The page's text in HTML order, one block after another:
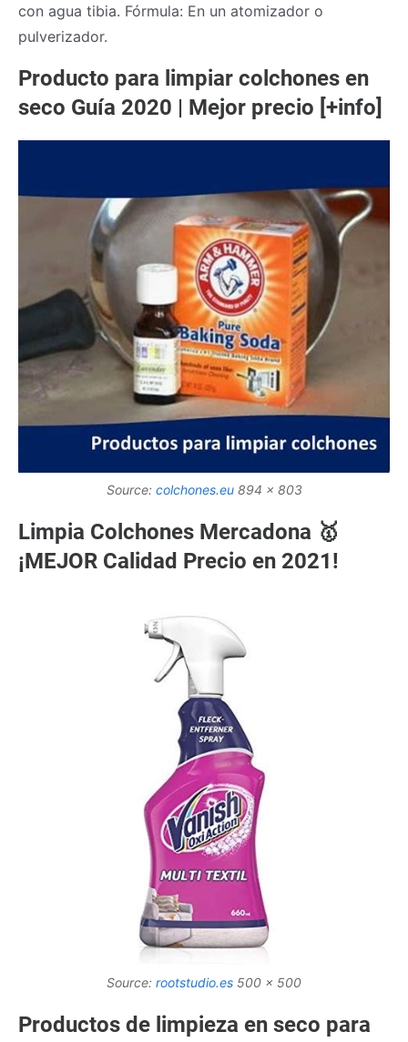
con agua tibia. Fórmula: En un atomizador o
pulverizador.
Producto para limpiar colchones en
seco Guía 2020 | Mejor precio [+info]
Source: colchones.eu894 x 803
Limpia Colchones Mercadona 🥇
¡MEJOR Calidad Precio en 2021!
Source: rootstudio.es 500 x 500
Productos de limpieza en seco para